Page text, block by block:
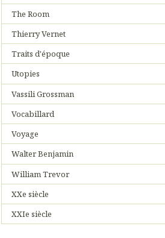
The Room
Thierry Vernet
Traits d'époque
Utopies
Vassili Grossman
Vocabillard
Voyage
Walter Benjamin
William Trevor
XXe siècle
XXIe siècle